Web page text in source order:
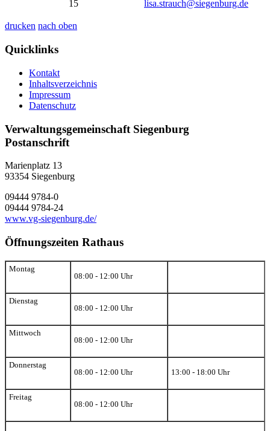
15
lisa.strauch@siegenburg.de
drucken nach oben
Quicklinks
Kontakt
Inhaltsverzeichnis
Impressum
Datenschutz
Verwaltungsgemeinschaft Siegenburg
Postanschrift
Marienplatz 13
93354 Siegenburg
09444 9784-0
09444 9784-24
www.vg-siegenburg.de/
Öffnungszeiten Rathaus
Montag
08:00 - 12:00 Uhr
Dienstag
08:00 - 12:00 Uhr
Mittwoch
08:00 - 12:00 Uhr
Donnerstag
08:00 - 12:00 Uhr
13:00 - 18:00 Uhr
Freitag
08:00 - 12:00 Uhr